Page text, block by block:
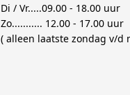
Di / Vr.....09.00 - 18.00 uur
Zo........... 12.00 - 17.00 uur
( alleen laatste zondag v/d